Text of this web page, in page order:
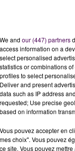
Borderie
40aine
Lucé.
énième
We and our (447) partners
access information on a
select personalised
statistics or combinations
profiles to select
Deliver and present
data such as IP address
requested; Use precise
based on information
Vous pouvez accepter en
mes choix". Vous pouvez
ce site. Vous pouvez